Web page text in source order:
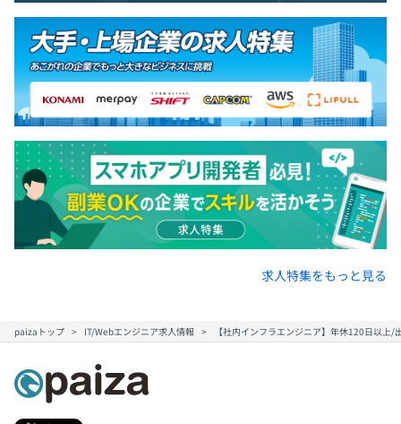
求人特集をもっと見る
paizaトップ IT/Webエンジニア求人情報 【社内インフラエンジニア】年休120日以上